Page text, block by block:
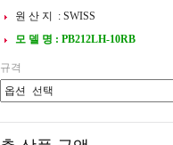
원 산 지 : SWISS
모 델 명 : PB212LH-10RB
규격